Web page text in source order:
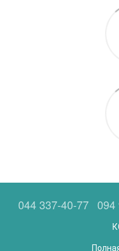
044 337-40-77 094